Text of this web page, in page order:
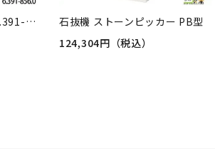
ケルヒャー 高圧ホース 6.391-856.0 超高圧洗浄機用 3m 高圧洗浄機 KAERCHER【EASY!Lock 非対応】
石抜機 ストーンピッカー PB型
124,304円（税込）